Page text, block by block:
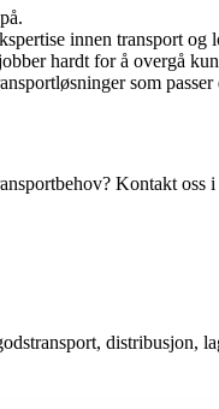
innen transport og
hardt for å overgå
som
Kontakt
distribusjon,